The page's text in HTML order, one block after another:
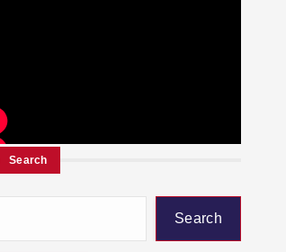
Search
Search